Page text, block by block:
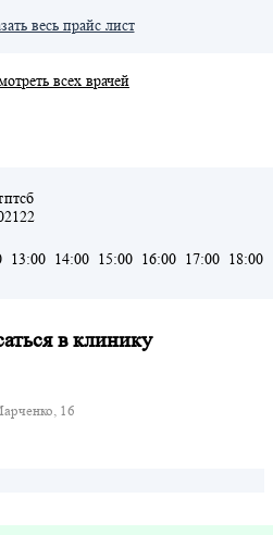
весь прайс лист
всех врачей
пт
21
сб
22
13:00 14:00 15:00 16:00 17:00 18:00
в клинику
16